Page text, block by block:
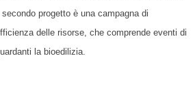
progetto è una campagna di
delle risorse, che comprende eventi di
la bioedilizia.